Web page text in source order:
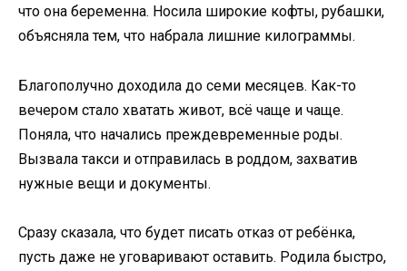
что она беременна. Носила широкие кофты, рубашки,
объясняла тем, что набрала лишние килограммы.
Благополучно доходила до семи месяцев. Как-то
вечером стало хватать живот, всё чаще и чаще.
Поняла, что начались преждевременные роды.
Вызвала такси и отправилась в роддом, захватив
нужные вещи и документы.
Сразу сказала, что будет писать отказ от ребёнка,
пусть даже не уговаривают оставить. Родила быстро,